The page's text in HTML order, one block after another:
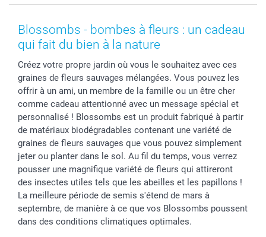
Cadres photo & accessoires déco
Calendrier photos & Agendas photo
Chèque Cadeau
Mentions Légales
Presse
Investor Relations
B2B smartbusiness
Droit de rétractation
Fête des Mères
Fête des Pères
Mariage
Fête d'anniversaire
Collection naissance
Tous les évènements
Tarifs et frais de livraison
Livraison
Modes de Paiement
Identifiez-vous
Plan du site
Statut de ma commande
smarfriends
smartgarantie
smartbonus
Blossombs - bombes à fleurs : un cadeau
qui fait du bien à la nature
Créez votre propre jardin où vous le souhaitez avec ces
graines de fleurs sauvages mélangées. Vous pouvez les
offrir à un ami, un membre de la famille ou un être cher
comme cadeau attentionné avec un message spécial et
personnalisé ! Blossombs est un produit fabriqué à partir
de matériaux biodégradables contenant une variété de
graines de fleurs sauvages que vous pouvez simplement
jeter ou planter dans le sol. Au fil du temps, vous verrez
pousser une magnifique variété de fleurs qui attireront
des insectes utiles tels que les abeilles et les papillons !
La meilleure période de semis s'étend de mars à
septembre, de manière à ce que vos Blossombs poussent
dans des conditions climatiques optimales.